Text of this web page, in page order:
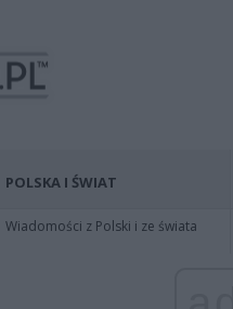
POLSKA I ŚWIAT
Wiadomości z Polski i ze świata